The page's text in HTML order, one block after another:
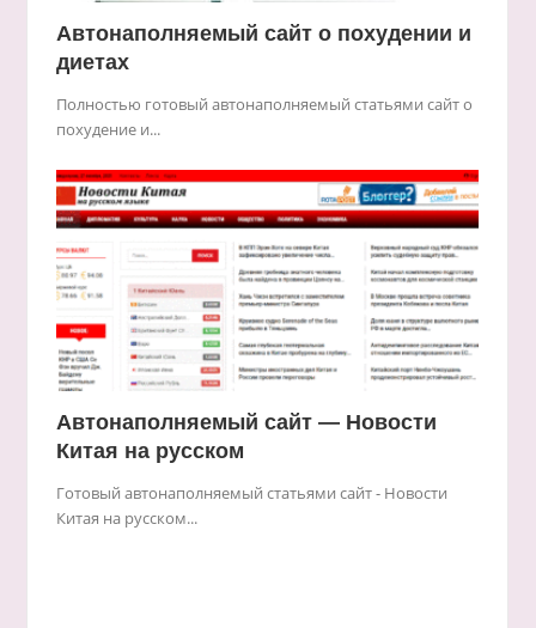
Автонаполняемый сайт о похудении и
диетах
Полностью готовый автонаполняемый статьями сайт о
похудение и...
Автонаполняемый сайт — Новости
Китая на русском
Готовый автонаполняемый статьями сайт - Новости
Китая на русском...